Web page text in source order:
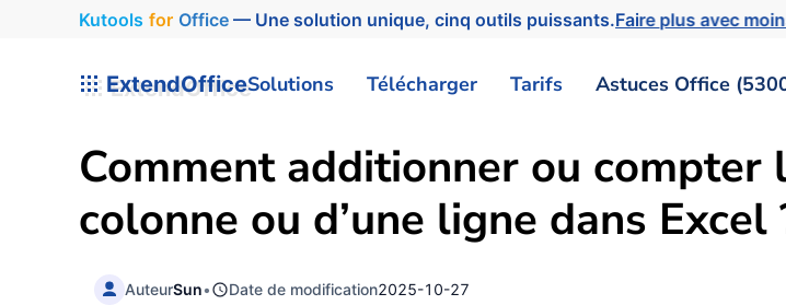
Kutools for Office— Une solution unique, cinq outils puissants.Faire plus avec
ExtendOfficeSolutions Télécharger Tarifs Astuces Office
Comment additionner ou compter
colonne ou d’une ligne dans Excel
AuteurSun• Date de modification2025-10-27